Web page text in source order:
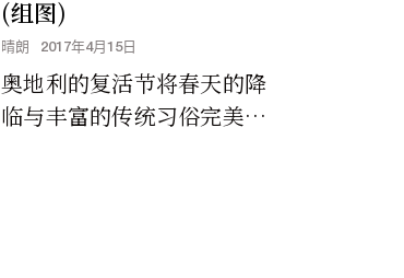
(组图)
晴朗 2017年4月15日
奥地利的复活节将春天的降
临与丰富的传统习俗完美融